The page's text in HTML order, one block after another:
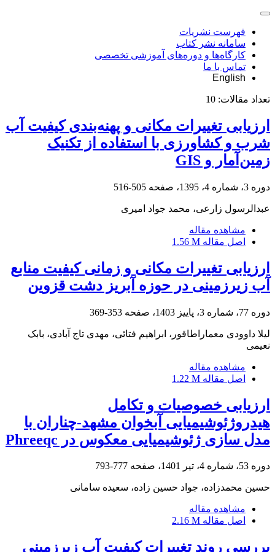
فهرست نشریات
سامانه نشر کتاب
کارگاه‌ها و دوره‌های آموزشی تخصصی
تماس با ما
English
تعداد مقالات: 10
ارزیابی تغییرات مکانی و پهنه‌بندی کیفیت آب
شرب و کشاورزی با استفاده از تکنیک
زمین‌آمار و GIS
دوره 3، شماره 4، 1395، صفحه 505-516
عبدالرسول زارعی، محمد جواد امیری
مشاهده مقاله
اصل مقاله 1.56 M
ارزیابی تغییرات مکانی و زمانی کیفیت منابع
آب زیرزمینی در حوزه آبریز دشت قزوین
دوره 77، شماره 3، پاییز 1403، صفحه 353-369
لیلا داوودی معماراطاقور، ابراهیم فتائی، مهدی تاج آبادی، بابک
نعیمی
مشاهده مقاله
اصل مقاله 1.22 M
ارزیابی خصوصیات و تکامل
هیدروژئوشیمیایی آبخوان مشهد-چناران با
مدل سازی ژئوشیمیایی معکوس در Phreeqc
دوره 53، شماره 4، تیر 1401، صفحه 777-793
حسین محمدزاده، جواد حسین زاده، سعیده سامانی
مشاهده مقاله
اصل مقاله 2.16 M
بررسی روند تغییرات کیفیت آب زیرزمینی